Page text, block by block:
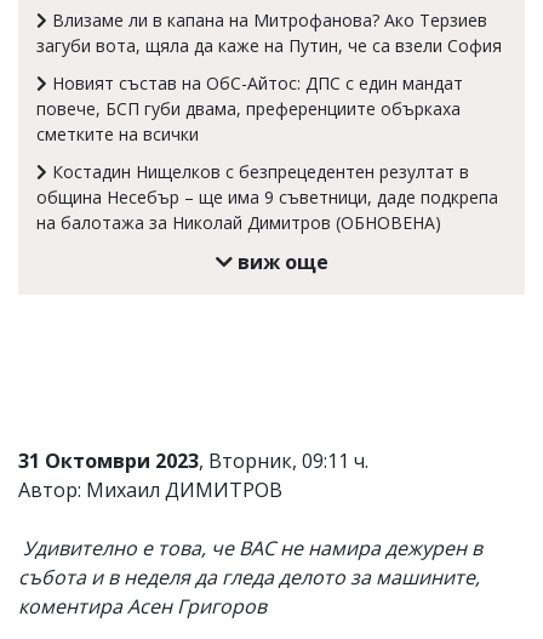
носи
отговорност
тях!
откриете
обиден
коментар,
моля
Влизаме ли в капана на Митрофанова? Ако Терзиев
загуби вота, щяла да каже на Путин, че са взели София
Новият състав на ОбС-Айтос: ДПС с един мандат
повече, БСП губи двама, преференциите объркаха
сметките на всички
Костадин Нищелков с безпрецедентен резултат в
община Несебър – ще има 9 съветници, даде подкрепа
на балотажа за Николай Димитров (ОБНОВЕНА)
виж още
31 Октомври 2023, Вторник, 09:11 ч.
Автор: Михаил ДИМИТРОВ
Удивително е това, че ВАС не намира дежурен в
събота и в неделя да гледа делото за машините,
коментира Асен Григоров